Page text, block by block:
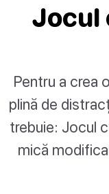
Jocul
Pentru a crea
plină de
trebuie: Jocul
mică